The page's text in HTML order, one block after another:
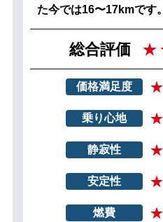
た今では16〜17kmです。
総合評価
価格満足度
乗り心地
静寂性
安定性
燃費